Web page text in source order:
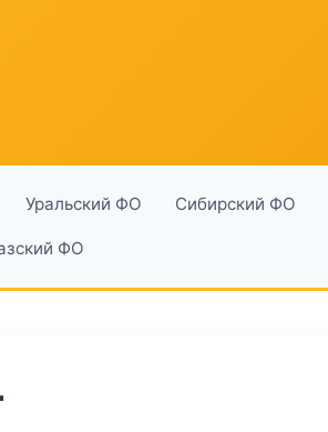
Уральский ФО Сибирский ФО
ФО